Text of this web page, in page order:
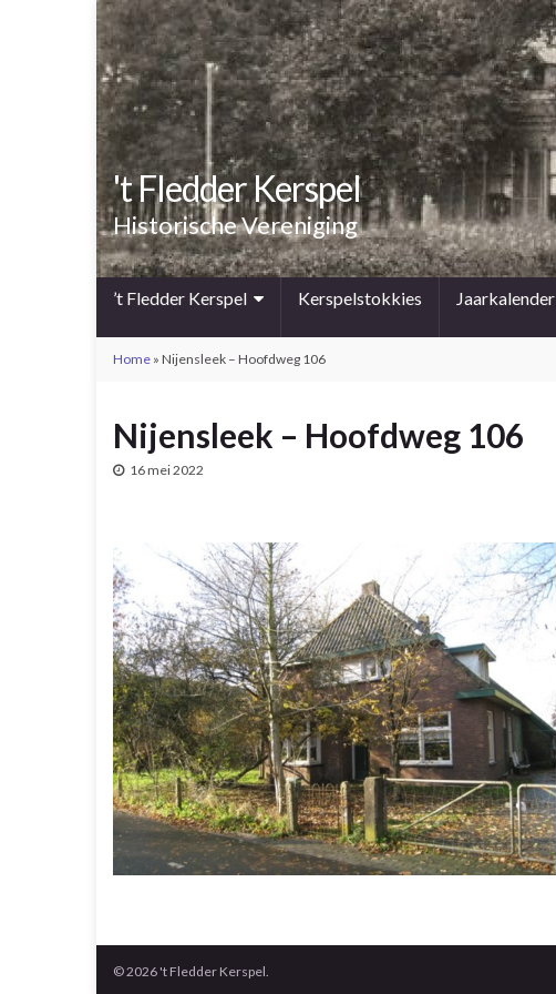
't Fledder Kerspel
Historische Vereniging
’t Fledder Kerspel Kerspelstokkies Jaarkalender
Home » Nijensleek – Hoofdweg 106
Nijensleek – Hoofdweg 106
16 mei 2022
© 2026 't Fledder Kerspel.